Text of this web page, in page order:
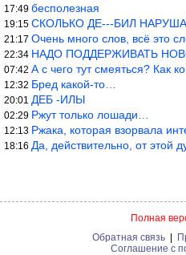
17:49 бесполезная
19:15 СКОЛЬКО ДЕ---БИЛ
21:17 Очень много слов, всё это
22:34 НАДО ПОДДЕРЖИВАТЬ
07:42 А с чего тут смеяться? Как
12:32 Бред какой-то…
20:01 ДЕБ -ИЛЫ
02:29 Ржут только лошади…
12:13 Ржака, которая взорвала
18:16 Да, действительно, от этой
Полная
Обратная связь
Соглашение с